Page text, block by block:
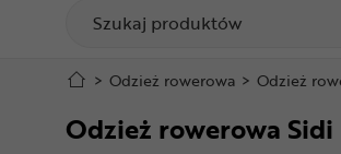
Produkty
Stopka
Mapa strony
Akcesoria
Odzież
Kaski
> Odzież rowerowa > Odzież
Odzież rowerowa Sidi